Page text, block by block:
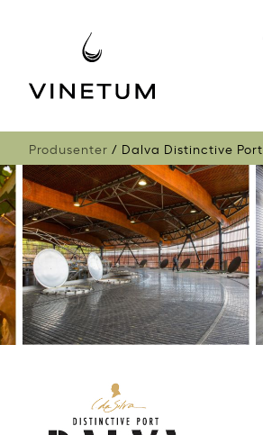
Produsenter Dalva Distinctive Port